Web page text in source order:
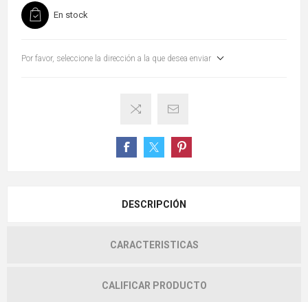
En stock
Por favor, seleccione la dirección a la que desea enviar
DESCRIPCIÓN
CARACTERISTICAS
CALIFICAR PRODUCTO